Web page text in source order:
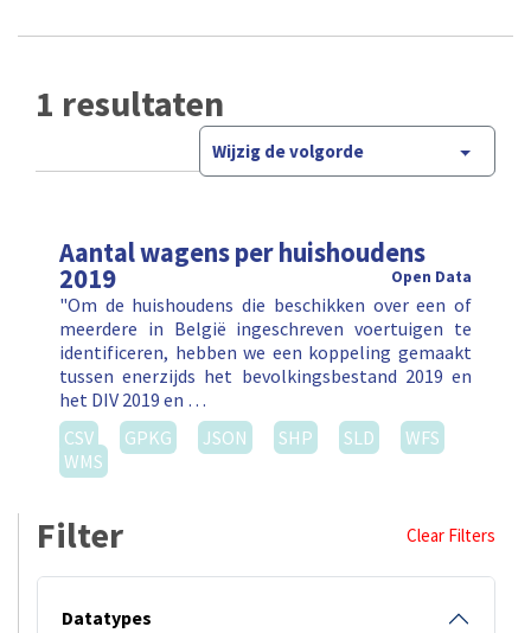
1 resultaten
Wijzig de volgorde
Aantal wagens per huishoudens
2019 Open Data
"Om de huishoudens die beschikken over een of
meerdere in België ingeschreven voertuigen te
identificeren, hebben we een koppeling gemaakt
tussen enerzijds het bevolkingsbestand 2019 en
het DIV 2019 en …
CSV
GPKG JSON SHP SLD
WFS
WMS
Filter Clear Filters
Datatypes